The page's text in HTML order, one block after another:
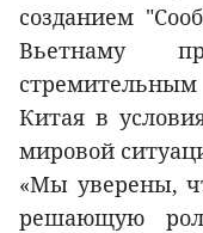
созданием
Вьетнаму
Китая в
мировой
«Мы уверены,
решающую